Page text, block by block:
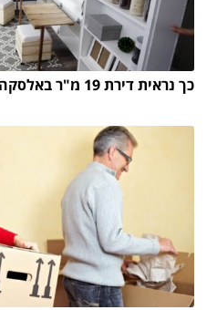
כך נראית דירת 19 מ"ר באלסקה – ויש בה הכל